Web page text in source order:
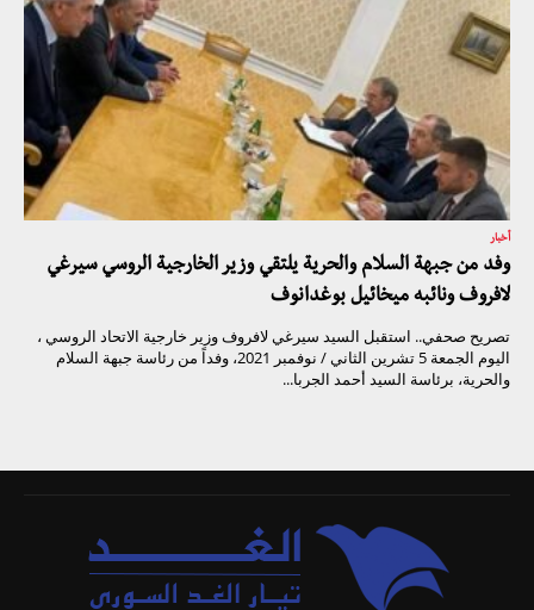
أخبار
وفد من جبهة السلام والحرية يلتقي وزير الخارجية الروسي سيرغي
لافروف ونائبه ميخائيل بوغدانوف
تصريح صحفي.. استقبل السيد سيرغي لافروف وزير خارجية الاتحاد الروسي ،
اليوم الجمعة 5 تشرين الثاني / نوفمبر 2021، وفداً من رئاسة جبهة السلام
والحرية، برئاسة السيد أحمد الجربا...